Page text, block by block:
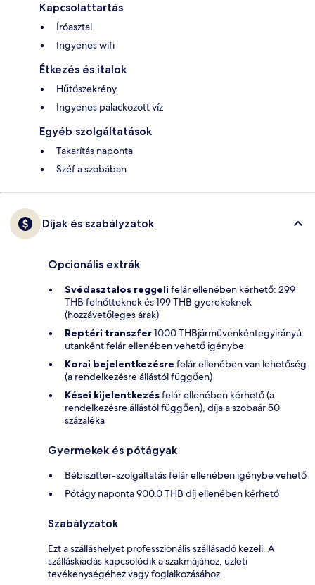
Kapcsolattartás
Íróasztal
Ingyenes wifi
Étkezés és italok
Hűtőszekrény
Ingyenes palackozott víz
Egyéb szolgáltatások
Takarítás naponta
Széf a szobában
Díjak és szabályzatok
Opcionális extrák
Svédasztalos reggeli felár ellenében kérhető: 299
THB felnőtteknek és 199 THB gyerekeknek
(hozzávetőleges árak)
Reptéri transzfer1000 THBjárművenkéntegyirányú
utanként felár ellenében vehető igénybe
Korai bejelentkezésre felár ellenében van lehetőség
(a rendelkezésre állástól függően)
Kései kijelentkezésfelár ellenében kérhető (a
rendelkezésre állástól függően), díja a szobaár 50
százaléka
Gyermekek és pótágyak
Bébiszitter-szolgáltatás felár ellenében igénybe vehető
Pótágy naponta 900.0 THB díj ellenében kérhető
Szabályzatok
Ezt a szálláshelyet professzionális szállásadó kezeli. A
szálláskiadás kapcsolódik a szakmájához, üzleti
tevékenységéhez vagy foglalkozásához.